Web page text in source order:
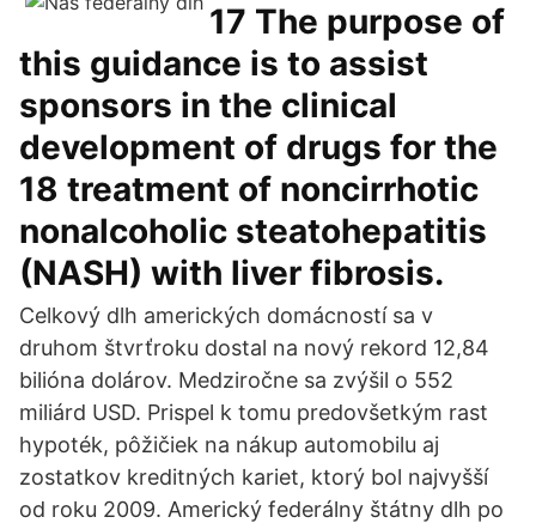
17 The purpose of
this guidance is to assist
sponsors in the clinical
development of drugs for the
18 treatment of noncirrhotic
nonalcoholic steatohepatitis
(NASH) with liver fibrosis.
Celkový dlh amerických domácností sa v
druhom štvrťroku dostal na nový rekord 12,84
bilióna dolárov. Medziročne sa zvýšil o 552
miliárd USD. Prispel k tomu predovšetkým rast
hypoték, pôžičiek na nákup automobilu aj
zostatkov kreditných kariet, ktorý bol najvyšší
od roku 2009. Americký federálny štátny dlh po